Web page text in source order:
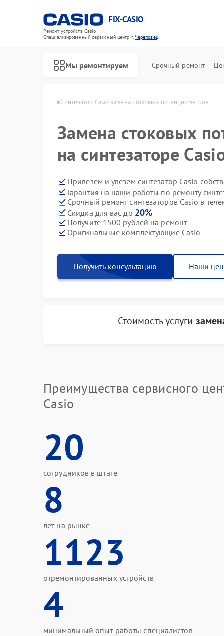
FIX-CASIO
Ремонт устройств Casio
Специализированный cервисный центр г.Череповец
Мы ремонтируем Срочный ремонт
Casio в Череповце Синтезатор Casio замена стоковых потенциометров
Замена стоковых
на синтезаторе
Привезем и увезем синтезатор Casio
Гарантия на наши работы по ремонту
Срочный ремонт синтезаторов Casio в
Скидка для вас до 20%
Получите 1500 рублей на ремонт
Оригинальные комплектующие Casio
Получить консультацию Наши
Стоимость услуги
Преимущества сервисного
Casio
20
сотрудников в штате
8
лет на рынке
1123
отремонтированных устройств
4
минимальный опыт работы специалистов